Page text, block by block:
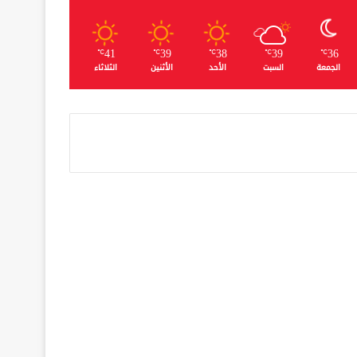
36
℃
الجمعة
39
℃
السبت
38
℃
الأحد
39
℃
الأثنين
41
℃
الثلاثاء